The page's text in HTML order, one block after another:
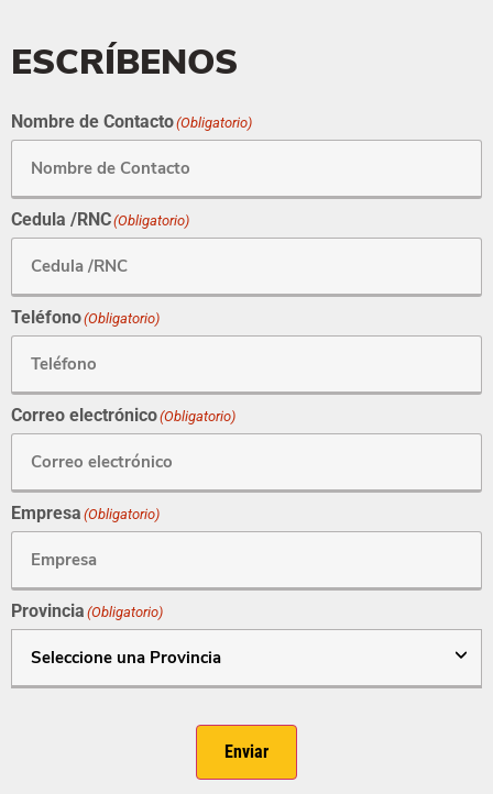
ESCRÍBENOS
Nombre de Contacto(Obligatorio)
Cedula /RNC(Obligatorio)
Teléfono(Obligatorio)
Correo electrónico(Obligatorio)
Empresa (Obligatorio)
Provincia (Obligatorio)
Enviar